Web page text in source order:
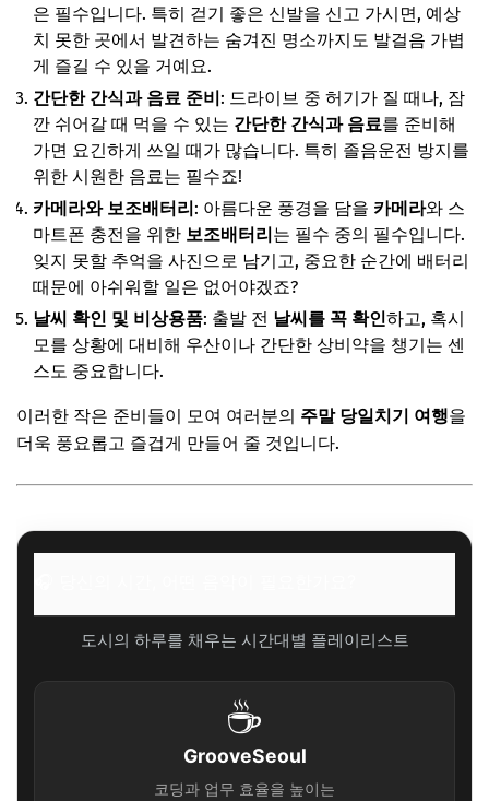
은 필수입니다. 특히 걷기 좋은 신발을 신고 가시면, 예상
치 못한 곳에서 발견하는 숨겨진 명소까지도 발걸음 가볍
게 즐길 수 있을 거예요.
간단한 간식과 음료 준비: 드라이브 중 허기가 질 때나, 잠
깐 쉬어갈 때 먹을 수 있는 간단한 간식과 음료를 준비해
가면 요긴하게 쓰일 때가 많습니다. 특히 졸음운전 방지를
위한 시원한 음료는 필수죠!
카메라와 보조배터리: 아름다운 풍경을 담을 카메라와 스
마트폰 충전을 위한 보조배터리는 필수 중의 필수입니다.
잊지 못할 추억을 사진으로 남기고, 중요한 순간에 배터리
때문에 아쉬워할 일은 없어야겠죠?
날씨 확인 및 비상용품: 출발 전 날씨를 꼭 확인하고, 혹시
모를 상황에 대비해 우산이나 간단한 상비약을 챙기는 센
스도 중요합니다.
이러한 작은 준비들이 모여 여러분의 주말 당일치기 여행을
더욱 풍요롭고 즐겁게 만들어 줄 것입니다.
도시의 하루를 채우는 시간대별 플레이리스트
☕
GrooveSeoul
코딩과 업무 효율을 높이는